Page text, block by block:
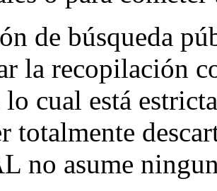
de búsqueda
la recopilación
lo cual está
totalmente
no asume